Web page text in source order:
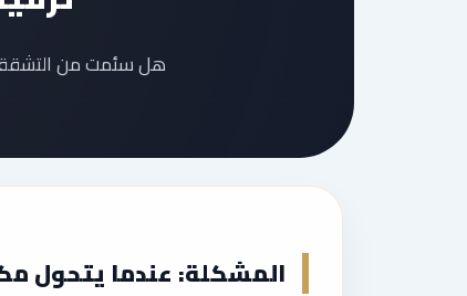
هل سئمت من
المشكلة: عندما يتحول